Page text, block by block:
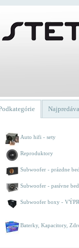
Auto hifi - sety
Reproduktory
Subwoofer - prázdne
Subwoofer - pasívne
Subwoofer boxy -
Baterky, Kapacitory,